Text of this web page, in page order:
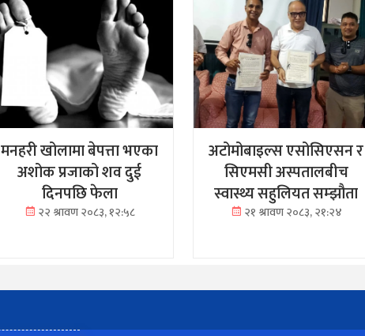
मनहरी खोलामा बेपत्ता भएका
अशोक प्रजाको शव दुई
दिनपछि फेला
२२ श्रावण २०८३, १२:५८
अटोमोबाइल्स एसोसिएसन र
सिएमसी अस्पतालबीच
स्वास्थ्य सहुलियत सम्झौता
२१ श्रावण २०८३, २१:२४